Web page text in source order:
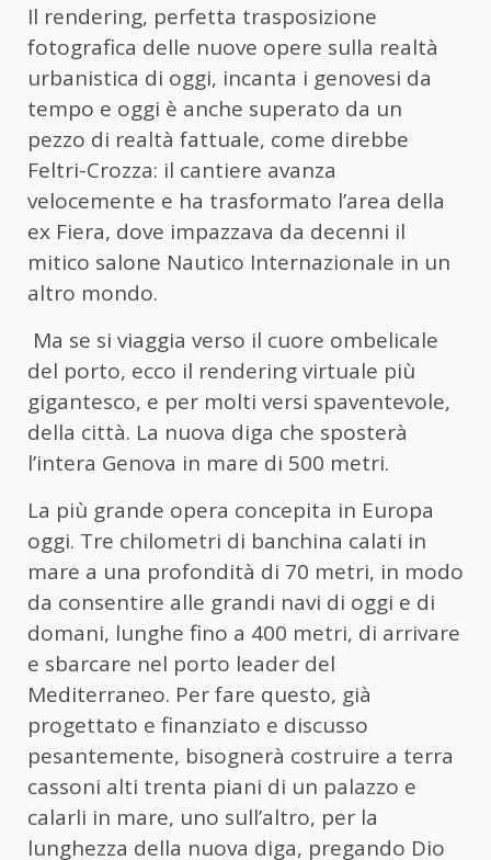
Il rendering, perfetta trasposizione
fotografica delle nuove opere sulla realtà
urbanistica di oggi, incanta i genovesi da
tempo e oggi è anche superato da un
pezzo di realtà fattuale, come direbbe
Feltri-Crozza: il cantiere avanza
velocemente e ha trasformato l’area della
ex Fiera, dove impazzava da decenni il
mitico salone Nautico Internazionale in un
altro mondo.
Ma se si viaggia verso il cuore ombelicale
del porto, ecco il rendering virtuale più
gigantesco, e per molti versi spaventevole,
della città. La nuova diga che sposterà
l’intera Genova in mare di 500 metri.
La più grande opera concepita in Europa
oggi. Tre chilometri di banchina calati in
mare a una profondità di 70 metri, in modo
da consentire alle grandi navi di oggi e di
domani, lunghe fino a 400 metri, di arrivare
e sbarcare nel porto leader del
Mediterraneo. Per fare questo, già
progettato e finanziato e discusso
pesantemente, bisognerà costruire a terra
cassoni alti trenta piani di un palazzo e
calarli in mare, uno sull’altro, per la
lunghezza della nuova diga, pregando Dio